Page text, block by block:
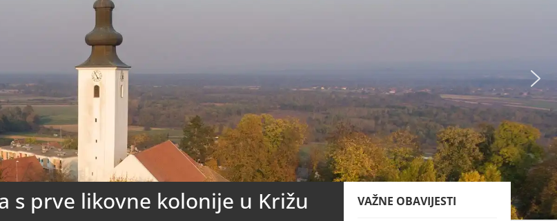
s prve likovne kolonije u Križu VAŽNE OBAVIJESTI